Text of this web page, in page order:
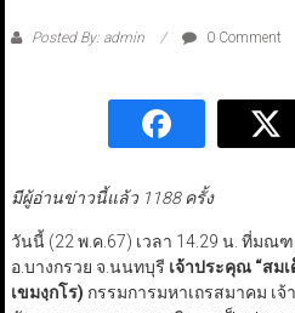
Posted By: admin 0 Comment
มีผู้อ่านข่าวนี้แล้ว 1188 ครั้ง
วันนี้ (22 พ.ค.67) เวลา 14.29 น. ที่ม
อ.บางกรวย จ.นนทบุรี เจ้าประคุณ “สม
เขมงฺกโร) กรรมการมหาเถรสมาคม เ